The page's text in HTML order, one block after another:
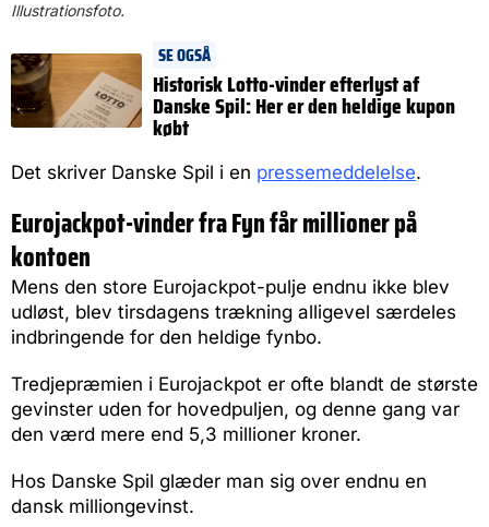
Illustrationsfoto.
SE OGSÅ
Historisk Lotto-vinder efterlyst af
Danske Spil: Her er den heldige kupon
købt
Det skriver Danske Spil i en pressemeddelelse.
Eurojackpot-vinder fra Fyn får millioner på
kontoen
Mens den store Eurojackpot-pulje endnu ikke blev
udløst, blev tirsdagens trækning alligevel særdeles
indbringende for den heldige fynbo.
Tredjepræmien i Eurojackpot er ofte blandt de største
gevinster uden for hovedpuljen, og denne gang var
den værd mere end 5,3 millioner kroner.
Hos Danske Spil glæder man sig over endnu en
dansk milliongevinst.